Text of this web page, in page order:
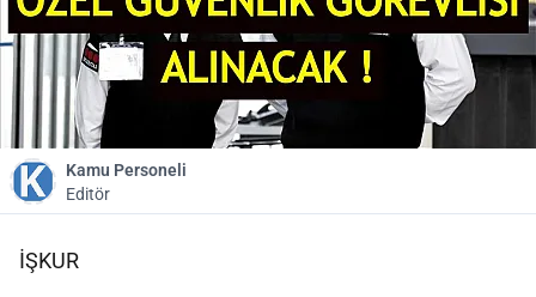
Kamu Personeli
Editör
İŞKUR